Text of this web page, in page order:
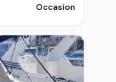
Occasion